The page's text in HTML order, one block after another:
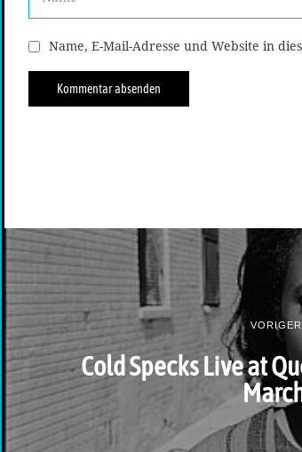
Name, E-Mail-Adresse und Website in
VORIGER
Cold Specks Live at